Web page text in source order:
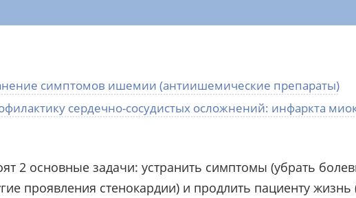
симптомов ишемии (антиишемические препараты)
сердечно-сосудистых осложнений: инфаркта
2 основные задачи: устранить симптомы (убрать
проявления стенокардии) и продлить пациенту жизнь